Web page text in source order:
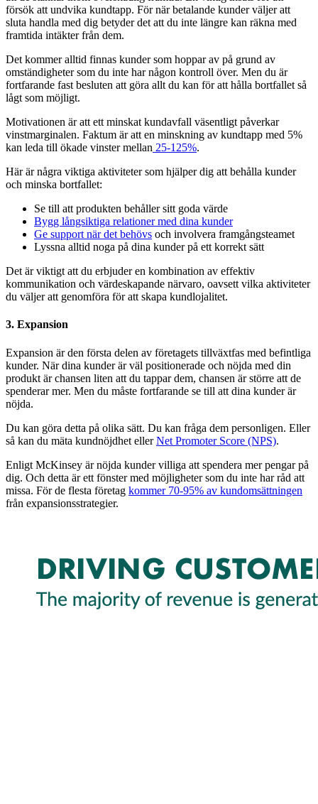
försök att undvika kundtapp. För när betalande kunder väljer att
sluta handla med dig betyder det att du inte längre kan räkna med
framtida intäkter från dem.
Det kommer alltid finnas kunder som hoppar av på grund av
omständigheter som du inte har någon kontroll över. Men du är
fortfarande fast besluten att göra allt du kan för att hålla bortfallet så
lågt som möjligt.
Motivationen är att ett minskat kundavfall väsentligt påverkar
vinstmarginalen. Faktum är att en minskning av kundtapp med 5%
kan leda till ökade vinster mellan 25-125%.
Här är några viktiga aktiviteter som hjälper dig att behålla kunder
och minska bortfallet:
Se till att produkten behåller sitt goda värde
Bygg långsiktiga relationer med dina kunder
Ge support när det behövs och involvera framgångsteamet
Lyssna alltid noga på dina kunder på ett korrekt sätt
Det är viktigt att du erbjuder en kombination av effektiv
kommunikation och värdeskapande närvaro, oavsett vilka aktiviteter
du väljer att genomföra för att skapa kundlojalitet.
3. Expansion
Expansion är den första delen av företagets tillväxtfas med befintliga
kunder. När dina kunder är väl positionerade och nöjda med din
produkt är chansen liten att du tappar dem, chansen är större att de
spenderar mer. Men du måste fortfarande se till att dina kunder är
nöjda.
Du kan göra detta på olika sätt. Du kan fråga dem personligen. Eller
så kan du mäta kundnöjdhet ellerNet Promoter Score (NPS).
Enligt McKinsey är nöjda kunder villiga att spendera mer pengar på
dig. Och detta är ett fönster med möjligheter som du inte har råd att
missa. För de flesta företag kommer 70-95% av kundomsättningen
från expansionsstrategier.